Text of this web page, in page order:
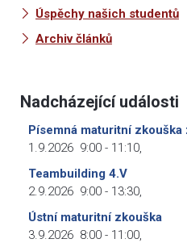
Úspěchy našich studentů
Archiv článků
Nadcházející události
Písemná maturitní zkouška
1.9.2026 9:00 - 11:10,
Teambuilding 4.V
2.9.2026 9:00 - 13:30,
Ústní maturitní zkouška
3.9.2026 8:00 - 11:00,